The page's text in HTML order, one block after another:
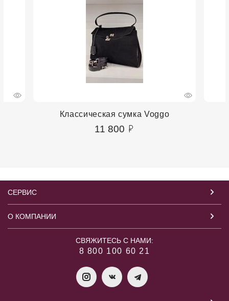
Классическая сумка Voggo
11 800
СЕРВИС
О КОМПАНИИ
СВЯЖИТЕСЬ С НАМИ:
8 800 100 60 21